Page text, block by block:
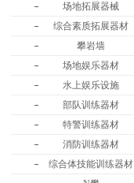
场地拓展器械
综合素质拓展器材
攀岩墙
场地娱乐器材
水上娱乐设施
部队训练器材
特警训练器材
消防训练器材
综合体技能训练器材